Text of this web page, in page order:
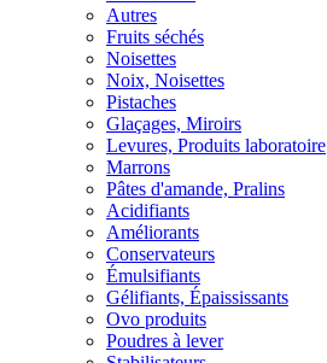
Autres
Fruits séchés
Noisettes
Noix, Noisettes
Pistaches
Glaçages, Miroirs
Levures, Produits laboratoire
Marrons
Pâtes d'amande, Pralins
Acidifiants
Améliorants
Conservateurs
Émulsifiants
Gélifiants, Épaississants
Ovo produits
Poudres à lever